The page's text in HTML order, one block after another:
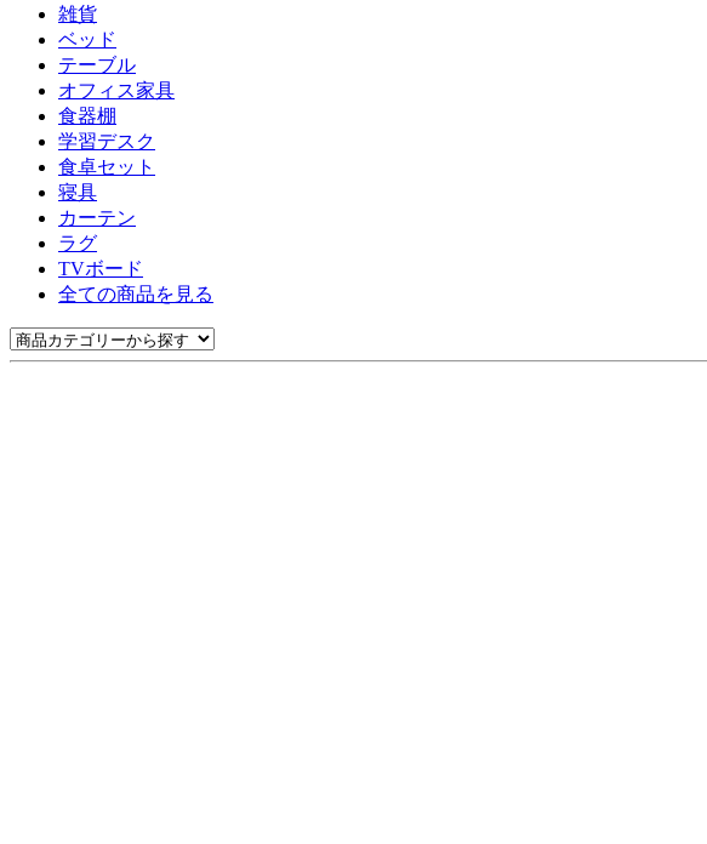
雑貨
ベッド
テーブル
オフィス家具
食器棚
学習デスク
食卓セット
寝具
カーテン
ラグ
TVボード
全ての商品を見る